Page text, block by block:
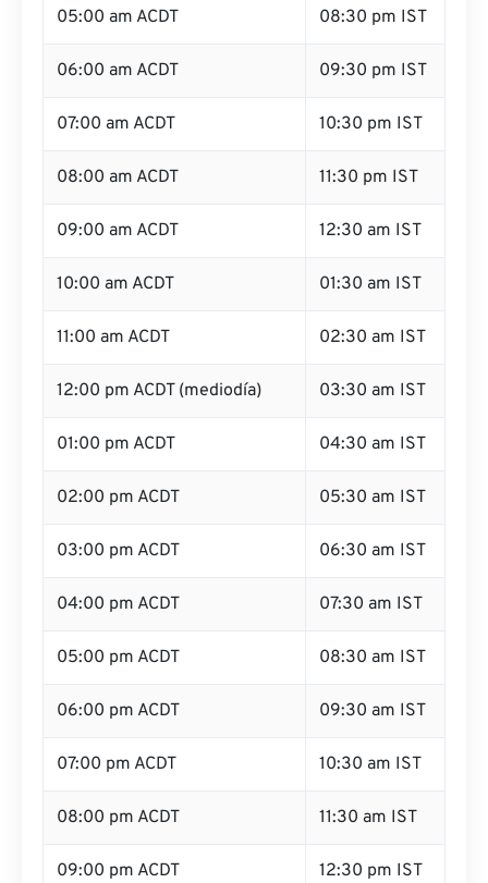
05:00 am ACDT 08:30 pm IST
06:00 am ACDT 09:30 pm IST
07:00 am ACDT 10:30 pm IST
08:00 am ACDT 11:30 pm IST
09:00 am ACDT 12:30 am IST
10:00 am ACDT 01:30 am IST
11:00 am ACDT 02:30 am IST
12:00 pm ACDT (mediodía) 03:30 am IST
01:00 pm ACDT 04:30 am IST
02:00 pm ACDT 05:30 am IST
03:00 pm ACDT 06:30 am IST
04:00 pm ACDT 07:30 am IST
05:00 pm ACDT 08:30 am IST
06:00 pm ACDT 09:30 am IST
07:00 pm ACDT 10:30 am IST
08:00 pm ACDT 11:30 am IST
09:00 pm ACDT 12:30 pm IST